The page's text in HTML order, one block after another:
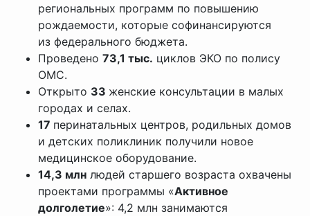
региональных программ по повышению
рождаемости, которые софинансируются
из федерального бюджета.
Проведено 73,1 тыс. циклов ЭКО по полису
ОМС.
Открыто 33 женские консультации в малых
городах и селах.
17 перинатальных центров, родильных домов
и детских поликлиник получили новое
медицинское оборудование.
14,3 млн людей старшего возраста охвачены
проектами программы «Активное
долголетие»: 4,2 млн занимаются